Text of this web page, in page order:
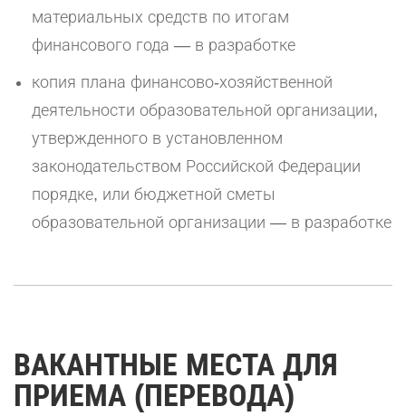
материальных средств по итогам
финансового года — в разработке
копия плана финансово-хозяйственной
деятельности образовательной организации,
утвержденного в установленном
законодательством Российской Федерации
порядке, или бюджетной сметы
образовательной организации — в разработке
ВАКАНТНЫЕ МЕСТА ДЛЯ
ПРИЕМА (ПЕРЕВОДА)